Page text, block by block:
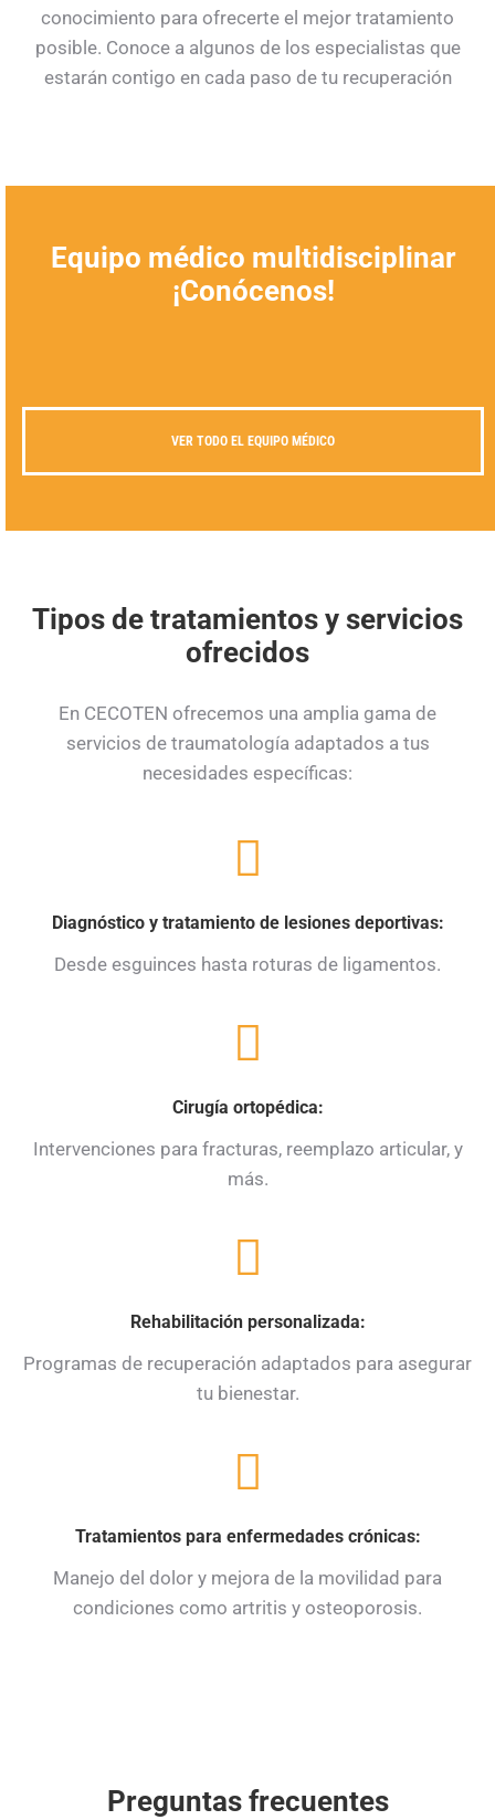
conocimiento para ofrecerte el mejor tratamiento
posible. Conoce a algunos de los especialistas que
estarán contigo en cada paso de tu recuperación
Equipo médico multidisciplinar
¡Conócenos!
VER TODO EL EQUIPO MÉDICO
Tipos de tratamientos y servicios
ofrecidos
En CECOTEN ofrecemos una amplia gama de
servicios de traumatología adaptados a tus
necesidades específicas:
Diagnóstico y tratamiento de lesiones deportivas:
Desde esguinces hasta roturas de ligamentos.
Cirugía ortopédica:
Intervenciones para fracturas, reemplazo articular, y
más.
Rehabilitación personalizada:
Programas de recuperación adaptados para asegurar
tu bienestar.
Tratamientos para enfermedades crónicas:
Manejo del dolor y mejora de la movilidad para
condiciones como artritis y osteoporosis.
Preguntas frecuentes